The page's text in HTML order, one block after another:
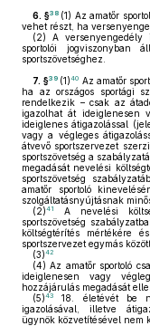
6. §38 (1) Az amatőr
vehet részt, ha
(2) A versenyengedély
sportolói jogviszonyban
sportszövetséghez.
7. §39 (1)40 Az amatőr
ha az országos sportági
rendelkezik – csak az
igazolhat át ideiglenesen
ideiglenes átigazolással
vagy a végleges
átvevő sportszervezet
sportszövetség a
megadását nevelési
sportszövetség
amatőr sportoló
szolgáltatásnyújtásnak
(2)41
A nevelési
sportszövetség
költségtérítés mértékére
sportszervezet egymás
(3)42
(4) Az amatőr sportoló
ideiglenesen vagy
hozzájárulás megadását
(5)43
18. életévét be
igazolásával, illetve
ügynök közvetítésével nem